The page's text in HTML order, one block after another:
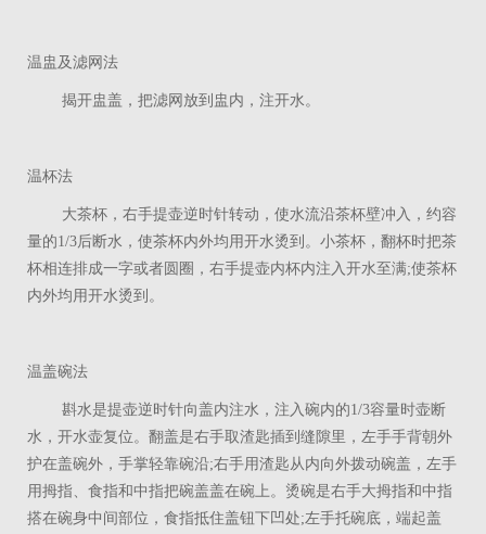
温盅及滤网法
揭开盅盖，把滤网放到盅内，注开水。
温杯法
大茶杯，右手提壶逆时针转动，使水流沿茶杯壁冲入，约容
量的1/3后断水，使茶杯内外均用开水烫到。小茶杯，翻杯时把茶
杯相连排成一字或者圆圈，右手提壶内杯内注入开水至满;使茶杯
内外均用开水烫到。
温盖碗法
斟水是提壶逆时针向盖内注水，注入碗内的1/3容量时壶断
水，开水壶复位。翻盖是右手取渣匙插到缝隙里，左手手背朝外
护在盖碗外，手掌轻靠碗沿;右手用渣匙从内向外拨动碗盖，左手
用拇指、食指和中指把碗盖盖在碗上。烫碗是右手大拇指和中指
搭在碗身中间部位，食指抵住盖钮下凹处;左手托碗底，端起盖